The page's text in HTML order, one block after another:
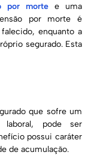
por morte e uma
por morte é
enquanto a
segurado. Esta
que sofre um
laboral, pode ser
possui caráter
de acumulação.